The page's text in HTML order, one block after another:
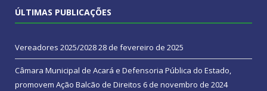
ÚLTIMAS PUBLICAÇÕES
Vereadores 2025/202828 de fevereiro de 2025
Câmara Municipal de Acará e Defensoria Pública do Estado,
promovem Ação Balcão de Direitos 6 de novembro de 2024